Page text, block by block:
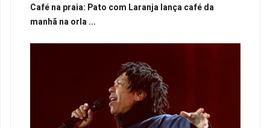
Café na praia: Pato com Laranja lança café da
manhã na orla ...